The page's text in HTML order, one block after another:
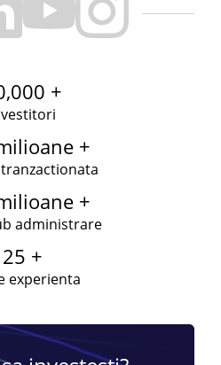
+
+
+
administrare
25 +
experienta